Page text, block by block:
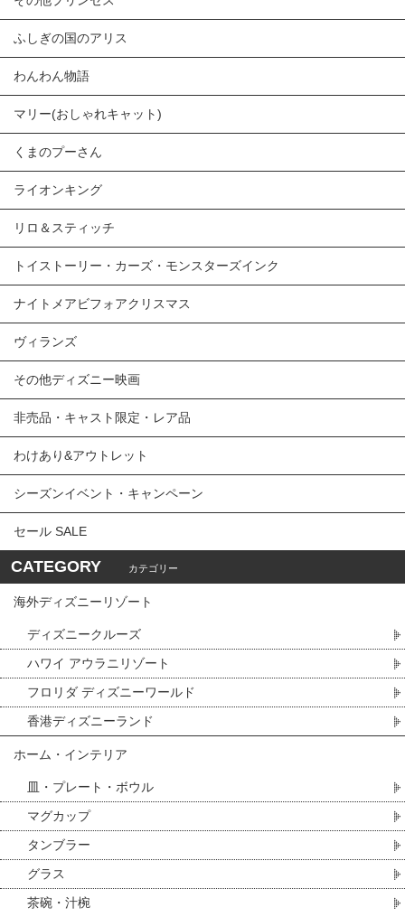
ふしぎの国のアリス
わんわん物語
マリー(おしゃれキャット)
くまのプーさん
ライオンキング
リロ＆スティッチ
トイストーリー・カーズ・モンスターズインク
ナイトメアビフォアクリスマス
ヴィランズ
その他ディズニー映画
非売品・キャスト限定・レア品
わけあり&アウトレット
シーズンイベント・キャンペーン
セール SALE
CATEGORY カテゴリー
海外ディズニーリゾート
ディズニークルーズ
ハワイ アウラニリゾート
フロリダ ディズニーワールド
香港ディズニーランド
ホーム・インテリア
皿・プレート・ボウル
マグカップ
タンブラー
グラス
茶碗・汁椀